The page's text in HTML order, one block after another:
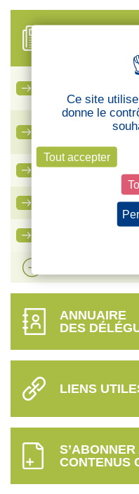
Ce qu’il faut savoir
entré en vigueur le
Vente de SFR : face
La lettre des cadres –
Bouygues SA –
ANNUAIRE
DES
LIENS
CONTENUS
Ce site
donne le
Tout accepter